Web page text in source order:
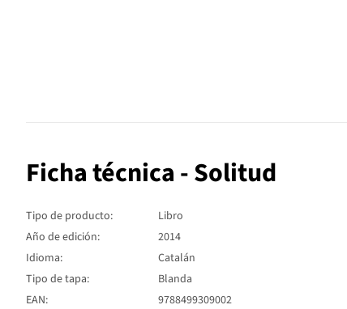
Ficha técnica - Solitud
Tipo de producto:
Libro
Año de edición:
2014
Idioma:
Catalán
Tipo de tapa:
Blanda
EAN:
9788499309002